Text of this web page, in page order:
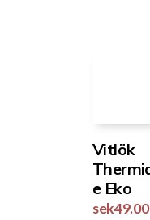
Vitlök
e Eko
sek49.00